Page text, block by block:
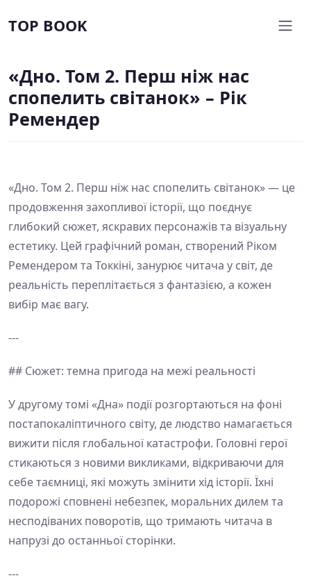
TOP BOOK
«Дно. Том 2. Перш ніж нас
спопелить світанок» – Рік
Ремендер
«Дно. Том 2. Перш ніж нас спопелить світанок» — це
продовження захопливої історії, що поєднує
глибокий сюжет, яскравих персонажів та візуальну
естетику. Цей графічний роман, створений Ріком
Ремендером та Токкіні, занурює читача у світ, де
реальність переплітається з фантазією, а кожен
вибір має вагу.
---
## Сюжет: темна пригода на межі реальності
У другому томі «Дна» події розгортаються на фоні
постапокаліптичного світу, де людство намагається
вижити після глобальної катастрофи. Головні герої
стикаються з новими викликами, відкриваючи для
себе таємниці, які можуть змінити хід історії. Їхні
подорожі сповнені небезпек, моральних дилем та
несподіваних поворотів, що тримають читача в
напрузі до останньої сторінки.
---